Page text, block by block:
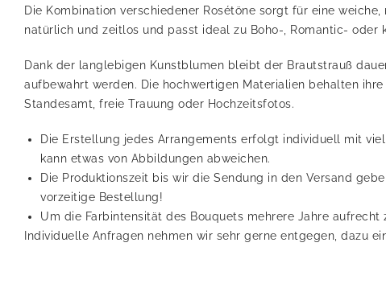
Die Kombination verschiedener Rosétöne sorgt für eine
natürlich und zeitlos und passt ideal zu Boho-, Romantic- oder
Dank der langlebigen Kunstblumen bleibt der Brautstrauß
aufbewahrt werden. Die hochwertigen Materialien behalten
Standesamt, freie Trauung oder Hochzeitsfotos.
Die Erstellung jedes Arrangements erfolgt individuell mit
kann etwas von Abbildungen abweichen.
Die Produktionszeit bis wir die Sendung in den Versand
vorzeitige Bestellung!
Um die Farbintensität des Bouquets mehrere Jahre
Individuelle Anfragen nehmen wir sehr gerne entgegen, dazu